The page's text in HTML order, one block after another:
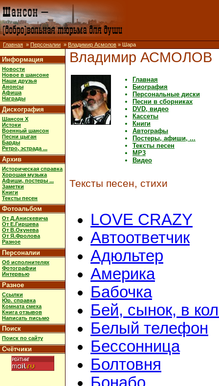
Главная » Персоналии » Владимир Асмолов » Шара
Информация
Новости
Новое в шансоне
Наши друзья
Анонсы
Афиша
Награды
Дискография
Шансон X
Истоки
Военный шансон
Песни цыган
Барды
Ретро, эстрада ...
Архив
Историческая справка
Хорошая музыка
Афиши, постеры ...
Заметки
Книги
Тексты песен
Фотоальбом
От Д.Анискевича
От Е.Гиршева
От В.Окунева
От Я.Фролова
Разное
Персоналии
Об исполнителях
Фотографии
Интервью
Разное
Ссылки
Юр. справка
Комната смеха
Книга отзывов
Написать письмо
Поиск
Поиск по сайту
Счётчики
Владимир АСМОЛОВ
Главная
Биография
Персональные диски
Песни в сборниках
DVD, видео
Кассеты
Книги
Автографы
Постеры, афиши, ...
Тексты песен
MP3
Видео
Тексты песен, стихи
LOVE CRAZY
Автоответчик
Адюльтер
Америка
Бабочка
Бей, сынок, в
Белый телефон
Бессонница
Болтовня